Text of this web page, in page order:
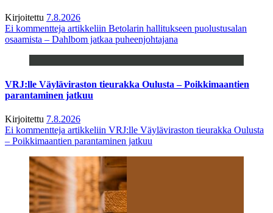
Kirjoitettu 7.8.2026
Ei kommentteja artikkeliin Betolarin hallitukseen puolustusalan
osaamista – Dahlbom jatkaa puheenjohtajana
VRJ:lle Väyläviraston tieurakka Oulusta – Poikkimaantien
parantaminen jatkuu
Kirjoitettu 7.8.2026
Ei kommentteja artikkeliin VRJ:lle Väyläviraston tieurakka Oulusta
– Poikkimaantien parantaminen jatkuu